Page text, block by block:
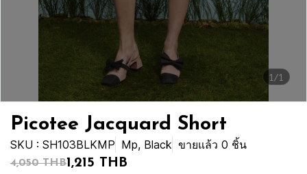
1/1
Picotee Jacquard Short
SKU : SH103BLKMP Mp, Black ขายแล้ว 0 ชิ้น
4,050 THB1,215 THB